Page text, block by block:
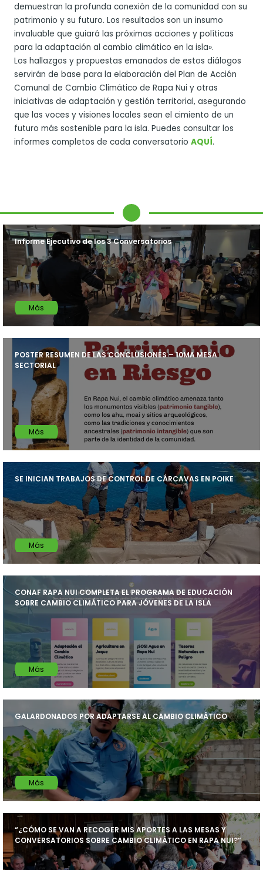
demuestran la profunda conexión de la comunidad con su
patrimonio y su futuro. Los resultados son un insumo
invaluable que guiará las próximas acciones y políticas
para la adaptación al cambio climático en la isla».
Los hallazgos y propuestas emanados de estos diálogos
servirán de base para la elaboración del Plan de Acción
Comunal de Cambio Climático de Rapa Nui y otras
iniciativas de adaptación y gestión territorial, asegurando
que las voces y visiones locales sean el cimiento de un
futuro más sostenible para la isla. Puedes consultar los
informes completos de cada conversatorio AQUÍ.
Informe Ejecutivo de los 3 Conversatorios
Más
POSTER RESUMEN DE LAS CONCLUSIONES – 10MA MESA
SECTORIAL
Más
SE INICIAN TRABAJOS DE CONTROL DE CÁRCAVAS EN POIKE
Más
CONAF RAPA NUI COMPLETA EL PROGRAMA DE EDUCACIÓN
SOBRE CAMBIO CLIMÁTICO PARA JÓVENES DE LA ISLA
Más
GALARDONADOS POR ADAPTARSE AL CAMBIO CLIMÁTICO
Más
“¿CÓMO SE VAN A RECOGER MIS APORTES A LAS MESAS Y
CONVERSATORIOS SOBRE CAMBIO CLIMÁTICO EN RAPA NUI?”